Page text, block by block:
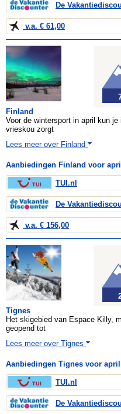
De
v.a. € 61,00
Finland
Voor de wintersport in april kun
vrieskou zorgt
Lees meer over Finland
Aanbiedingen Finland voor
TUI.nl
De
v.a. € 156,00
Tignes
Het skigebied van Espace Killy,
geopend tot
Lees meer over Tignes
Aanbiedingen Tignes voor
TUI.nl
De